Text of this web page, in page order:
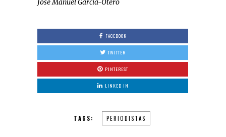
José Manuel García-Otero
FACEBOOK
TWITTER
PINTEREST
LINKED IN
TAGS: PERIODISTAS